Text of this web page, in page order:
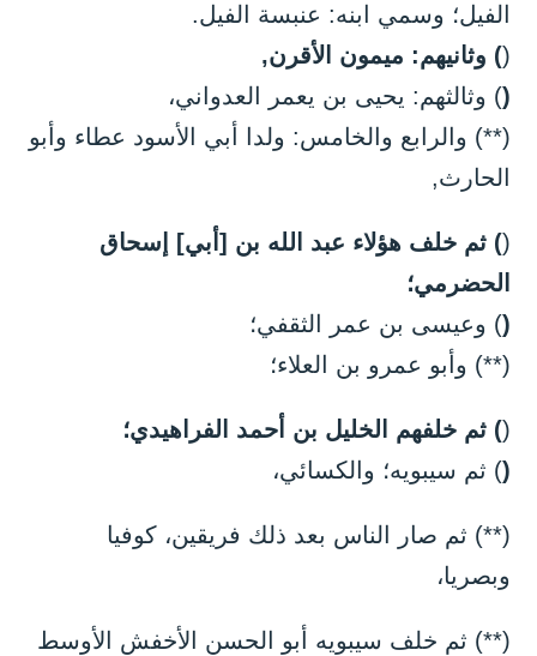
الفيل؛ وسمي ابنه: عنبسة الفيل.
() وثانيهم: ميمون الأقرن,
() وثالثهم: يحيى بن يعمر العدواني،
(**) والرابع والخامس: ولدا أبي الأسود عطاء وأبو
الحارث,
() ثم خلف هؤلاء عبد الله بن [أبي] إسحاق
الحضرمي؛
() وعيسى بن عمر الثقفي؛
(**) وأبو عمرو بن العلاء؛
() ثم خلفهم الخليل بن أحمد الفراهيدي؛
() ثم سيبويه؛ والكسائي،
(**) ثم صار الناس بعد ذلك فريقين، كوفيا
وبصريا،
(**) ثم خلف سيبويه أبو الحسن الأخفش الأوسط